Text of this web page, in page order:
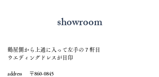
showroom
鶴屋側から上通に入って左手の７軒目
ウエディングドレスが目印
address 〒860-0845